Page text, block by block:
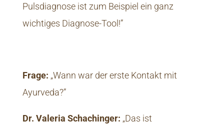
Pulsdiagnose ist zum Beispiel ein ganz
wichtiges Diagnose-Tool!”
Frage: „Wann war der erste Kontakt mit
Ayurveda?”
Dr. Valeria Schachinger: „Das ist